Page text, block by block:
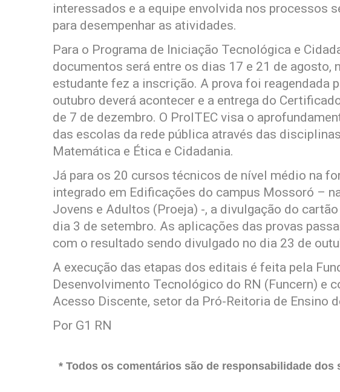
interessados e a equipe envolvida nos processos
para desempenhar as atividades.
Para o Programa de Iniciação Tecnológica e
documentos será entre os dias 17 e 21 de agosto,
estudante fez a inscrição. A prova foi reagendada
outubro deverá acontecer e a entrega do
de 7 de dezembro. O ProITEC visa o
das escolas da rede pública através das
Matemática e Ética e Cidadania.
Já para os 20 cursos técnicos de nível médio na
integrado em Edificações do campus Mossoró –
Jovens e Adultos (Proeja) -, a divulgação do
dia 3 de setembro. As aplicações das provas
com o resultado sendo divulgado no dia 23 de
A execução das etapas dos editais é feita pela
Desenvolvimento Tecnológico do RN (Funcern) e
Acesso Discente, setor da Pró-Reitoria de Ensino
Por G1 RN
* Todos os comentários são de responsabilidade dos